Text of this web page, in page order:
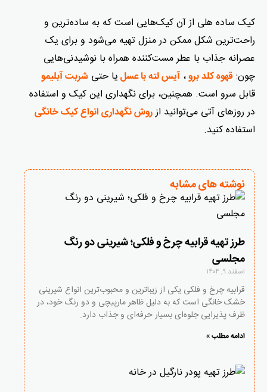
کیک ساده هلی از آن کیک‌هایی است که به‌ ساده‌ترین و
راحت‌ترین شکل ممکن در منزل تهیه می‌شود و برای یک
عصرانه جذاب با عطر مست‌کننده همراه با نوشیدنی‌هایی
چون: قهوه کلد برو، آیس لته با عسل یا حتی شربت آبلیمو
قابل سرو است. همچنین، برای نگهداری این کیک و استفاده
در روزهای آتی می‌توانید ازروش نگهداری انواع کیک خانگی
استفاده کنید.
نوشته های مشابه
طرز تهیه قرابیه چرخ و فلکی؛ شیرینی دو رنگ
مجلسی
اسفند ۹, ۱۴۰۴
قرابیه چرخ و فلکی یکی از زیباترین و محبوب‌ترین انواع شیرینی
خشک خانگی است که به دلیل ظاهر مارپیچی و دو رنگ خود، در
ظرف پذیرایی جلوه‌ای بسیار حرفه‌ای و جذاب دارد.
ادامه مطلب »